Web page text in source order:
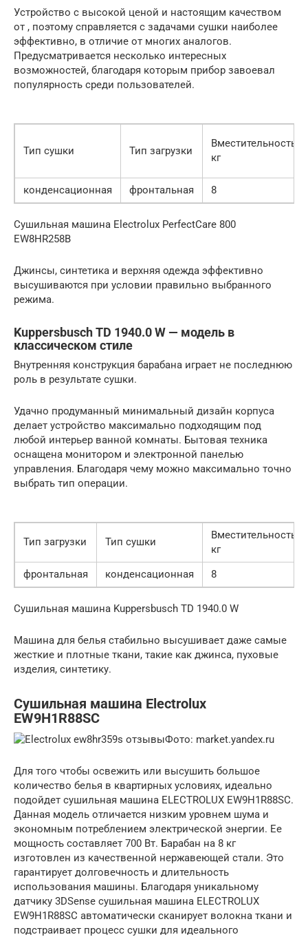
Устройство с высокой ценой и настоящим качеством
от , поэтому справляется с задачами сушки наиболее
эффективно, в отличие от многих аналогов.
Предусматривается несколько интересных
возможностей, благодаря которым прибор завоевал
популярность среди пользователей.
Тип сушки Тип загрузки
Вместительность,
кг
конденсационная фронтальная 8
Сушильная машина Electrolux PerfectCare 800
EW8HR258B
Джинсы, синтетика и верхняя одежда эффективно
высушиваются при условии правильно выбранного
режима.
Kuppersbusch TD 1940.0 W — модель в
классическом стиле
Внутренняя конструкция барабана играет не последнюю
роль в результате сушки.
Удачно продуманный минимальный дизайн корпуса
делает устройство максимально подходящим под
любой интерьер ванной комнаты. Бытовая техника
оснащена монитором и электронной панелью
управления. Благодаря чему можно максимально точно
выбрать тип операции.
Тип загрузки Тип сушки
Вместительность,
кг
фронтальная
конденсационная 8
Сушильная машина Kuppersbusch TD 1940.0 W
Машина для белья стабильно высушивает даже самые
жесткие и плотные ткани, такие как джинса, пуховые
изделия, синтетику.
Сушильная машина Electrolux
EW9H1R88SC
Фото: market.yandex.ru
Для того чтобы освежить или высушить большое
количество белья в квартирных условиях, идеально
подойдет сушильная машина ELECTROLUX EW9H1R88SC.
Данная модель отличается низким уровнем шума и
экономным потреблением электрической энергии. Ее
мощность составляет 700 Вт. Барабан на 8 кг
изготовлен из качественной нержавеющей стали. Это
гарантирует долговечность и длительность
использования машины. Благодаря уникальному
датчику 3DSense сушильная машина ELECTROLUX
EW9H1R88SC автоматически сканирует волокна ткани и
подстраивает процесс сушки для идеального